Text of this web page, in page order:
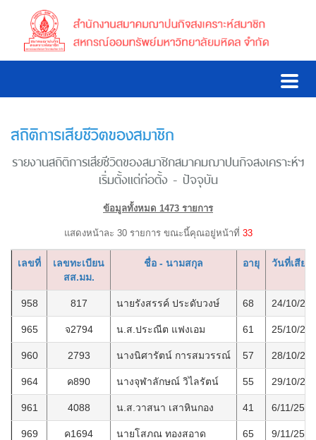
สถิติการเสียชีวิตของสมาชิก
รายงานสถิติการเสียชีวิตของสมาชิกสมาคมฌาปนกิจสงเคราะห์ฯ
เริ่มตั้งแต่ก่อตั้ง - ปัจจุบัน
ข้อมูลทั้งหมด 1473 รายการ
แสดงหน้าละ 30 รายการ ขณะนี้คุณอยู่หน้าที่ 33
เลขที่
เลขทะเบียน
สส.มม.
ชื่อ - นามสกุล อายุ วันที่เสียชี
958 817 นายรังสรรค์ ประดับวงษ์ 68 24/10/
965 จ2794 น.ส.ประณีต แฟงเอม 61 25/10/
960 2793 นางนิศารัตน์ การสมวรรณ์ 57 28/10/
964 ค890 นางจุฬาลักษณ์ วิไลรัตน์ 55 29/10/
961 4088 น.ส.วาสนา เสาหินกอง 41 6/11/2565
969 ค1694 นายโสภณ ทองสอาด 65 9/11/2565